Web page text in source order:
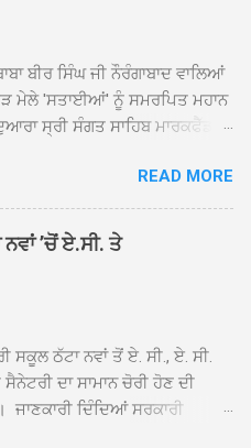
ਬੀਰ ਸਿੰਘ ਜੀ ਨੌਰੰਗਾਬਾਦ ਵਾਲਿਆਂ
ਮੇਲੇ 'ਸਤਾਈਆਂ' ਨੂੰ ਸਮਰਪਿਤ ਮਹਾਨ
ਸ੍ਰੀ ਸੰਗਤ ਸਾਹਿਬ ਮਾਰਕਫੈੱਡ
ਪਿਆਰਿਆਂ ਦੀ ਅਗਵਾਈ ਵਿੱਚ
ਹੋ ਕੇ ਪਿੰਡ ਭਗਤਪੁਰ,
ਮਜਾਦਪੁਰ, ਕੁੱਲੀਆਂ, ਰੱਤਾ ਨੌ
ਅੱਡਾ ਸਾਬੂਵਾਲ, ਦਰੀਏਵਾਲ,
ਸੰਤ ਬਾਬਾ ਹਰਜੀਤ ਸਿੰਘ ਤੇ
ਜੈਕਾਰਿਆਂ ਦੀ ਗੂੰਜ ਵਿਚ ਨਿੱਘਾ
ਗੁਰਦੁਆਰਾ ਸ੍ਰੀ ਦਮਦਮਾ ਸਾਹਿਬ
READ MORE
’ਚੋਂ ਏ.ਸੀ. ਤੇ
ਸਕੂਲ ਠੱਟਾ ਨਵਾਂ ਤੋਂ ਏ. ਸੀ., ਏ. ਸੀ.
ਦਾ ਸਾਮਾਨ ਚੋਰੀ ਹੋਣ ਦੀ
ਜਾਣਕਾਰੀ ਦਿੰਦਿਆਂ ਸਰਕਾਰੀ